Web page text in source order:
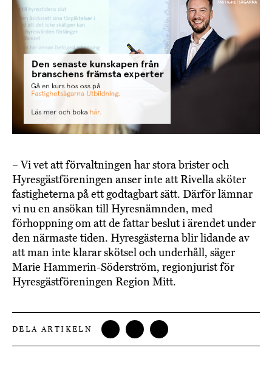
– Vi vet att förvaltningen har stora brister och
Hyresgästföreningen anser inte att Rivella sköter
fastigheterna på ett godtagbart sätt. Därför lämnar
vi nu en ansökan till Hyresnämnden, med
förhoppning om att de fattar beslut i ärendet under
den närmaste tiden. Hyresgästerna blir lidande av
att man inte klarar skötsel och underhåll, säger
Marie Hammerin-Söderström, regionjurist för
Hyresgästföreningen Region Mitt.
DELA ARTIKELN